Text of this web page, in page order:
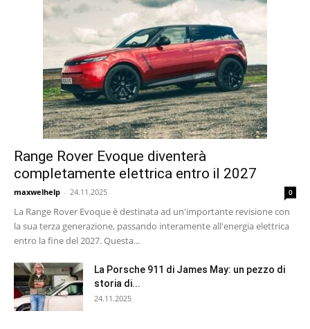
Range Rover Evoque diventerà
completamente elettrica entro il 2027
maxwelhelp - 24.11.2025 0
La Range Rover Evoque è destinata ad un'importante revisione con
la sua terza generazione, passando interamente all'energia elettrica
entro la fine del 2027. Questa...
La Porsche 911 di James May: un pezzo di
storia di...
24.11.2025